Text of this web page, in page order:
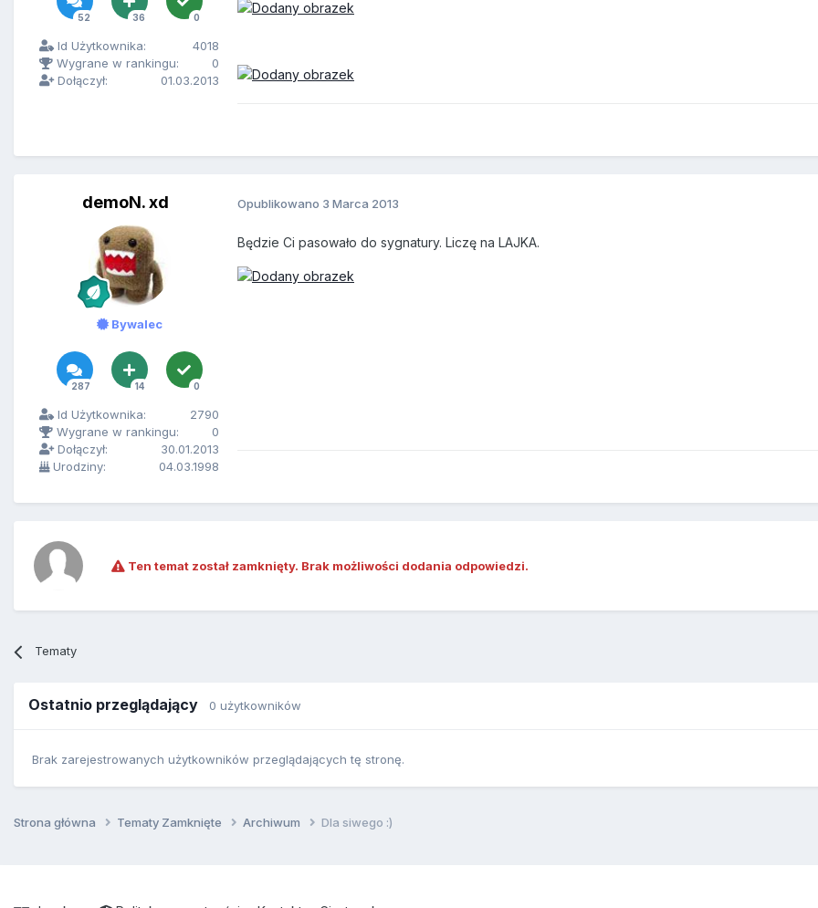
52 36 0
Id Użytkownika:
4018
Wygrane w rankingu:
0
Dołączył:
01.03.2013
demoN. xd
Bywalec
287 14 0
Id Użytkownika:
2790
Wygrane w rankingu:
0
Dołączył:
30.01.2013
Urodziny:
04.03.1998
Opublikowano 3 Marca 2013
Będzie Ci pasowało do sygnatury. Liczę na LAJKA.
Ten temat został zamknięty. Brak możliwości dodania odpowiedzi.
Tematy
Ostatnio przeglądający 0 użytkowników
Brak zarejestrowanych użytkowników przeglądających tę stronę.
Strona główna Tematy Zamknięte Archiwum Dla siwego :)